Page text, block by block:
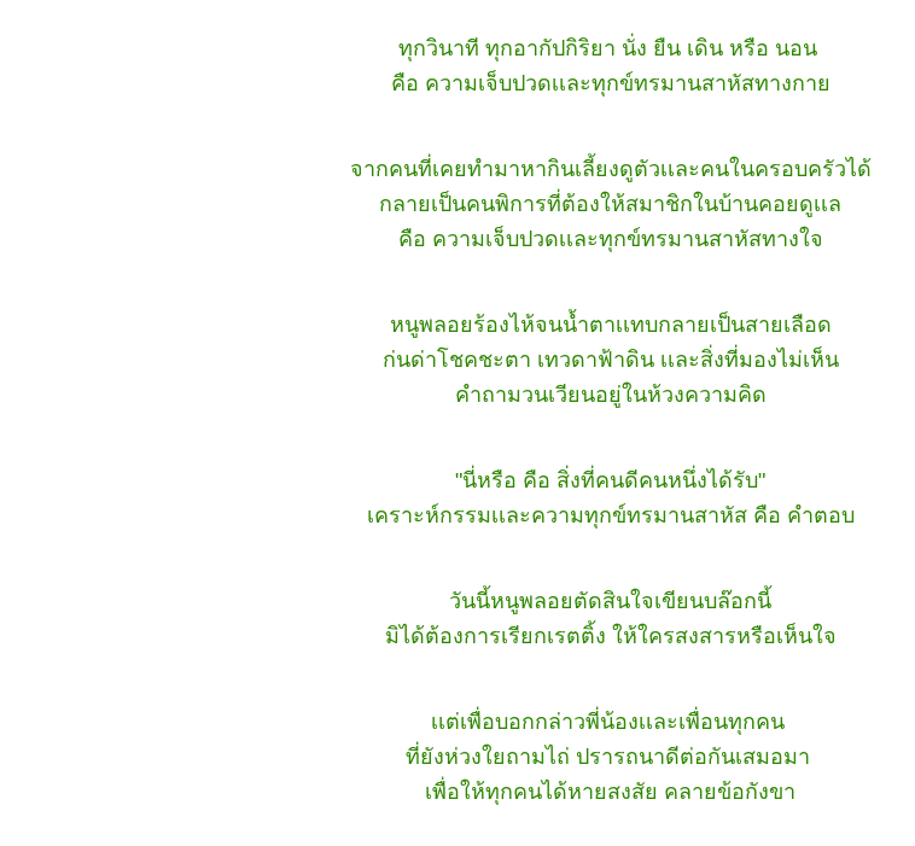
ทุกวินาที ทุกอากัปกิริยา นั่ง ยืน เดิน หรือ นอน
คือ ความเจ็บปวดเเละทุกข์ทรมานสาหัสทางกา
จากคนที่เคยทำมาหากินเลี้ยงดูตัวเเละคนในครอบครัวได้
กลายเป็นคนพิการที่ต้องให้สมาชิกในบ้านคอยดูเเล
คือ ความเจ็บปวดเเละทุกข์ทรมานสาหัสทางใจ
หนูพลอยร้องไห้จนน้ำตาเเทบกลายเป็นสายเลือด
ก่นด่าโชคชะตา เทวดาฟ้าดิน เเละสิ่งที่มองไม่เห็น
คำถามวนเวียนอยู่ในห้วงความคิด
"นี่หรือ คือ สิ่งที่คนดีคนหนึ่งได้รับ"
เคราะห์กรรมเเละความทุกข์ทรมานสาหัส คือ คำตอบ
วันนี้หนูพลอยตัดสินใจเขียนบล๊อกนี้
มิได้ต้องการเรียกเรตติ้ง ให้ใครสงสารหรือเห็นใจ
เเต่เพื่อบอกกล่าวพี่น้องเเละเพื่อนทุกคน
ที่ยังห่วงใยถามไถ่ ปรารถนาดีต่อกันเสมอมา
เพื่อให้ทุกคนได้หายสงสัย คลายข้อกังขา